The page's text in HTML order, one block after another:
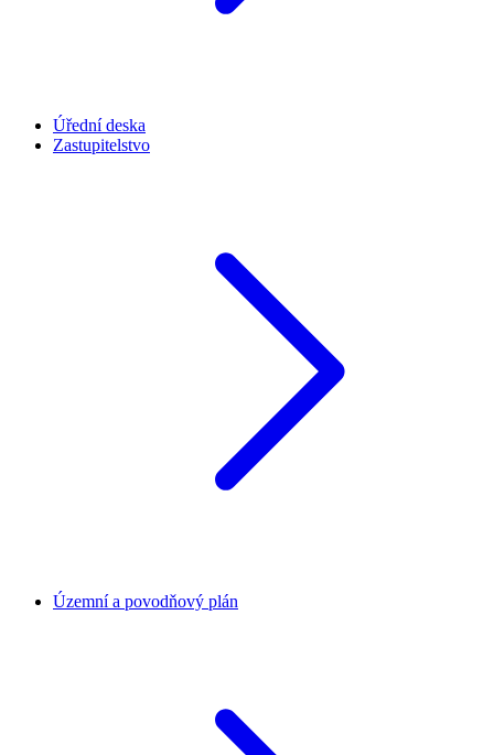
Úřední deska
Zastupitelstvo
Územní a povodňový plán